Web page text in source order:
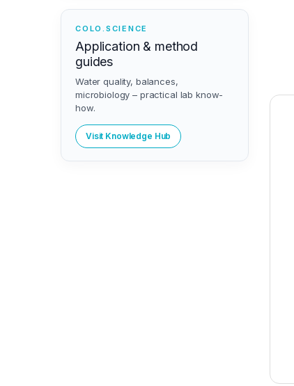
COLO.SCIENCE
Application & method
guides
Water quality, balances,
microbiology – practical lab know-
how.
Visit Knowledge Hub